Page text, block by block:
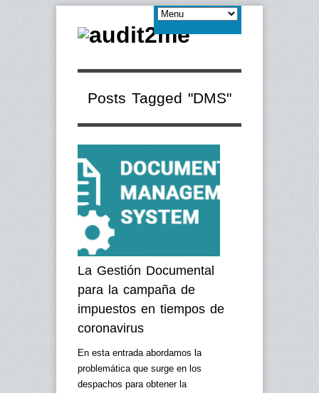
Posts Tagged "DMS"
La Gestión Documental
para la campaña de
impuestos en tiempos de
coronavirus
En esta entrada abordamos la
problemática que surge en los
despachos para obtener la